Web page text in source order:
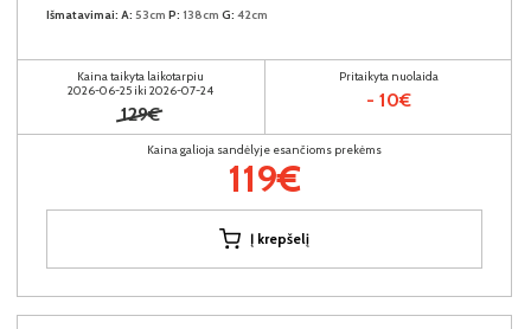
Išmatavimai: A: 53cm P: 138cm G: 42cm
Kaina taikyta laikotarpiu
2026-06-25 iki 2026-07-24
129€
Pritaikyta nuolaida
- 10€
Kaina galioja sandėlyje esančioms prekėms
119€
Į krepšelį